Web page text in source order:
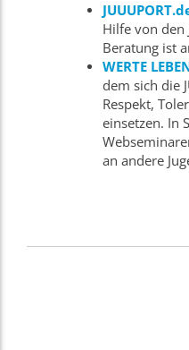
Hilfe von den
Beratung ist
WERTE
dem sich die
Respekt,
einsetzen. In
an andere